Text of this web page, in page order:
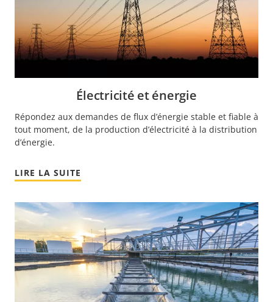
Électricité et énergie
Répondez aux demandes de flux d’énergie stable et fiable à
tout moment, de la production d’électricité à la distribution
d’énergie.
LIRE LA SUITE